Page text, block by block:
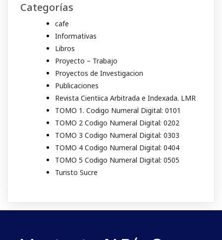
Categorías
cafe
Informativas
Libros
Proyecto – Trabajo
Proyectos de Investigacion
Publicaciones
Revista Cientiica Arbitrada e Indexada. LMR
TOMO 1. Codigo Numeral Digital: 0101
TOMO 2 Codigo Numeral Digital: 0202
TOMO 3 Codigo Numeral Digital: 0303
TOMO 4 Codigo Numeral Digital: 0404
TOMO 5 Codigo Numeral Digital: 0505
Turisto Sucre